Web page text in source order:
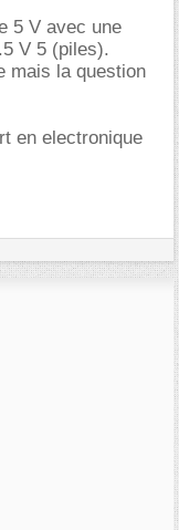
5 V avec une
V 5 (piles).
mais la question
en electronique